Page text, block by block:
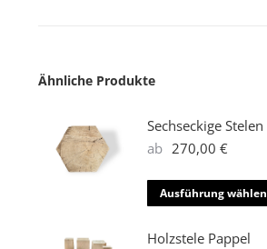
Ähnliche Produkte
Sechseckige Stelen
ab 270,00 €
Ausführung wählen
Holzstele Pappel